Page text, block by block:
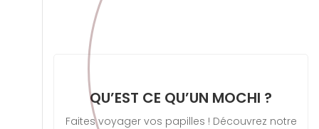
QU’EST CE QU’UN MOCHI ?
Faites voyager vos papilles ! Découvrez notre